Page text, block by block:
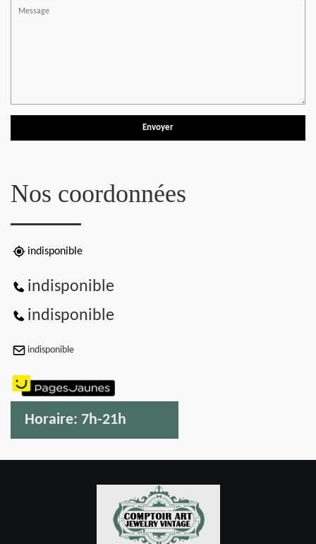
Nos coordonnées
indisponible
indisponible
indisponible
indisponible
Horaire: 7h-21h